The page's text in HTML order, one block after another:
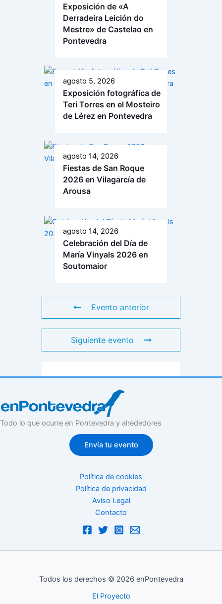
Exposición de «A
Derradeira Leición do
Mestre» de Castelao en
Pontevedra
agosto 5, 2026
Exposición fotográfica de
Teri Torres en el Mosteiro
de Lérez en Pontevedra
agosto 14, 2026
Fiestas de San Roque
2026 en Vilagarcía de
Arousa
agosto 14, 2026
Celebración del Día de
María Vinyals 2026 en
Soutomaior
Evento anterior
Siguiente evento
Todo lo que ocurre en Pontevedra y alrededores
Envía tu evento
Política de cookies
Política de privacidad
Aviso Legal
Contacto
Todos los derechos © 2026 enPontevedra
El Proyecto